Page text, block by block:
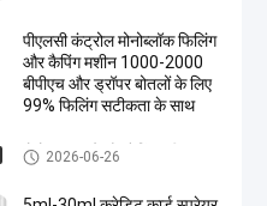
पीएलसी कंट्रोल मोनोब्लॉक फिलिंग
और कैपिंग मशीन 1000-2000
बीपीएच और ड्रॉपर बोतलों के लिए
99% फिलिंग सटीकता के साथ
मोनोब्लॉक भरने और कैपिंग मशीन
2026-06-26